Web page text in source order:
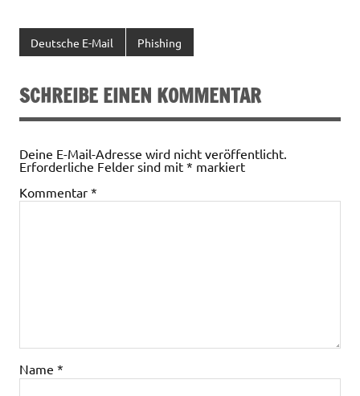
Deutsche E-Mail Phishing
SCHREIBE EINEN KOMMENTAR
Deine E-Mail-Adresse wird nicht veröffentlicht.
Erforderliche Felder sind mit * markiert
Kommentar *
Name *